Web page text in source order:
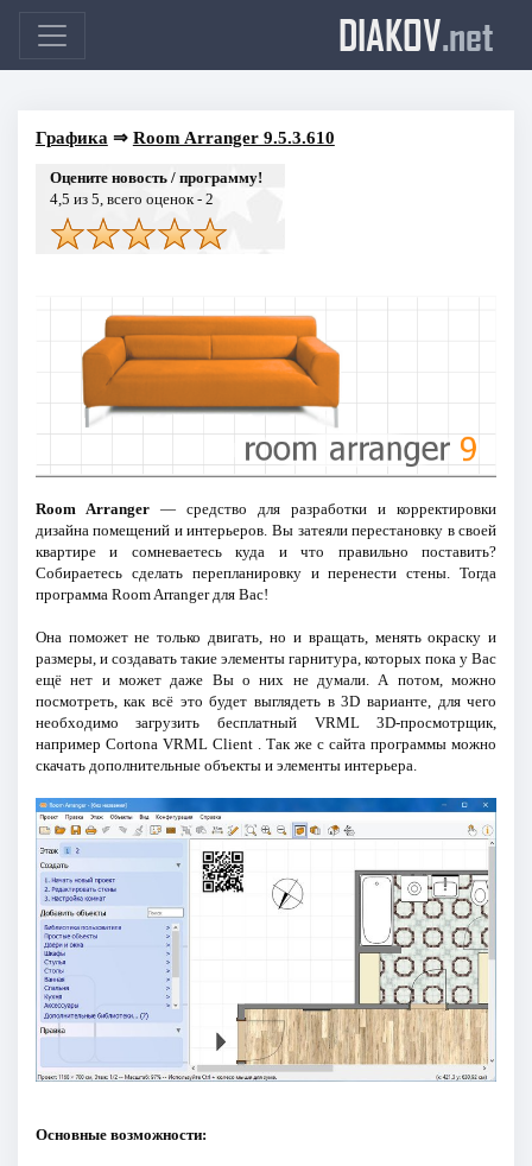
DIAKOV.net
Графика ⇒ Room Arranger 9.5.3.610
Оцените новость / программу!
4,5 из 5, всего оценок - 2
Room Arranger— средство для разработки и корректировки
дизайна помещений и интерьеров. Вы затеяли перестановку в своей
квартире и сомневаетесь куда и что правильно поставить?
Собираетесь сделать перепланировку и перенести стены. Тогда
программа Room Arranger для Вас!
Она поможет не только двигать, но и вращать, менять окраску и
размеры, и создавать такие элементы гарнитура, которых пока у Вас
ещё нет и может даже Вы о них не думали. А потом, можно
посмотреть, как всё это будет выглядеть в 3D варианте, для чего
необходимо загрузить бесплатный VRML 3D-просмотрщик,
например Cortona VRML Client . Так же с сайта программы можно
скачать дополнительные объекты и элементы интерьера.
Основные возможности: